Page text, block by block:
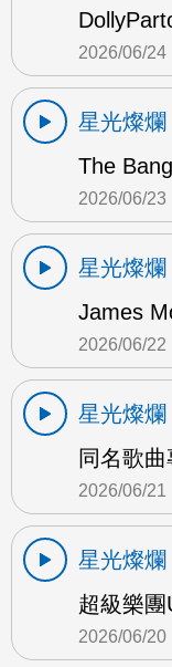
2026/06/24
星光燦爛
The
2026/06/23
星光燦爛
James
2026/06/22
星光燦爛
同名歌
2026/06/21
星光燦爛
超級樂
2026/06/20